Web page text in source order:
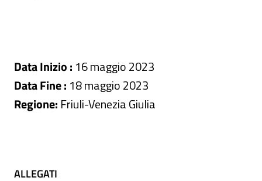
Data Inizio : 16 maggio 2023
Data Fine : 18 maggio 2023
Regione: Friuli-Venezia Giulia
ALLEGATI
ALLEGATI